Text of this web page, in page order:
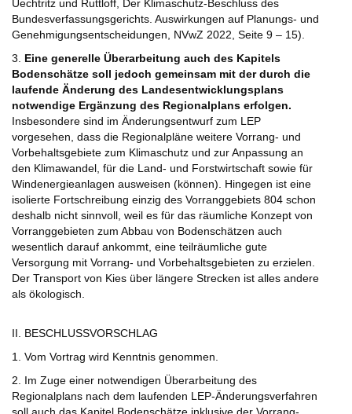
Uechtritz und Ruttloff, Der Klimaschutz-Beschluss des
Bundesverfassungsgerichts. Auswirkungen auf Planungs- und
Genehmigungsentscheidungen, NVwZ 2022, Seite 9 – 15).
3. Eine generelle Überarbeitung auch des Kapitels
Bodenschätze soll jedoch gemeinsam mit der durch die
laufende Änderung des Landesentwicklungsplans
notwendige Ergänzung des Regionalplans erfolgen.
Insbesondere sind im Änderungsentwurf zum LEP
vorgesehen, dass die Regionalpläne weitere Vorrang- und
Vorbehaltsgebiete zum Klimaschutz und zur Anpassung an
den Klimawandel, für die Land- und Forstwirtschaft sowie für
Windenergieanlagen ausweisen (können). Hingegen ist eine
isolierte Fortschreibung einzig des Vorranggebiets 804 schon
deshalb nicht sinnvoll, weil es für das räumliche Konzept von
Vorranggebieten zum Abbau von Bodenschätzen auch
wesentlich darauf ankommt, eine teilräumliche gute
Versorgung mit Vorrang- und Vorbehaltsgebieten zu erzielen.
Der Transport von Kies über längere Strecken ist alles andere
als ökologisch.
II. BESCHLUSSVORSCHLAG
1. Vom Vortrag wird Kenntnis genommen.
2. Im Zuge einer notwendigen Überarbeitung des
Regionalplans nach dem laufenden LEP-Änderungsverfahren